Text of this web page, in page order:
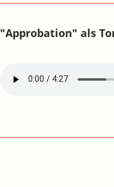
"Approbation" als